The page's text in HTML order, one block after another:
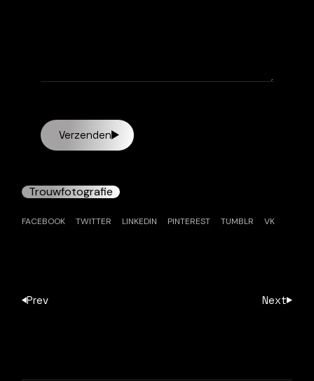
Verzenden
Trouwfotografie
FACEBOOK TWITTER LINKEDIN PINTEREST TUMBLR VK
Prev Next